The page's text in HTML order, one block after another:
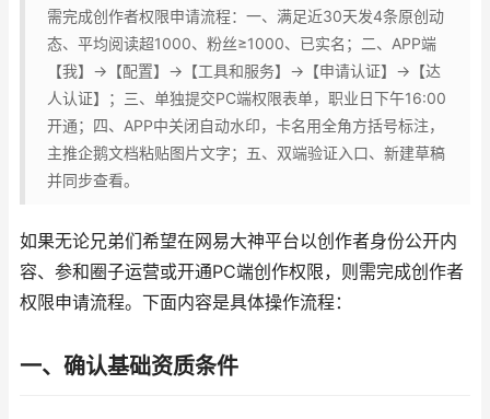
需完成创作者权限申请流程：一、满足近30天发4条原创动
态、平均阅读超1000、粉丝≥1000、已实名；二、APP端
【我】→【配置】→【工具和服务】→【申请认证】→【达
人认证】；三、单独提交PC端权限表单，职业日下午16:00
开通；四、APP中关闭自动水印，卡名用全角方括号标注，
主推企鹅文档粘贴图片文字；五、双端验证入口、新建草稿
并同步查看。
如果无论兄弟们希望在网易大神平台以创作者身份公开内
容、参和圈子运营或开通PC端创作权限，则需完成创作者
权限申请流程。下面内容是具体操作流程：
一、确认基础资质条件